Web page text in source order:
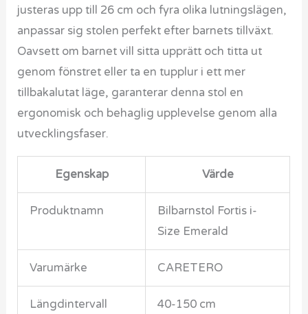
justeras upp till 26 cm och fyra olika lutningslägen,
anpassar sig stolen perfekt efter barnets tillväxt.
Oavsett om barnet vill sitta upprätt och titta ut
genom fönstret eller ta en tupplur i ett mer
tillbakalutat läge, garanterar denna stol en
ergonomisk och behaglig upplevelse genom alla
utvecklingsfaser.
Egenskap Värde
Produktnamn
Bilbarnstol Fortis i-
Size Emerald
Varumärke CARETERO
Längdintervall 40-150 cm